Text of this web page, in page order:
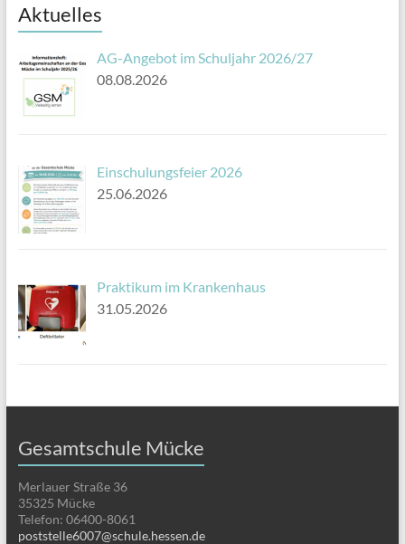
Aktuelles
AG-Angebot im Schuljahr 2026/27
08.08.2026
Einschulungsfeier 2026
25.06.2026
Praktikum im Krankenhaus
31.05.2026
Gesamtschule Mücke
Merlauer Straße 36
35325 Mücke
Telefon: 06400-8061
poststelle6007@schule.hessen.de